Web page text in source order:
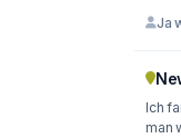
Ja
Ich
man